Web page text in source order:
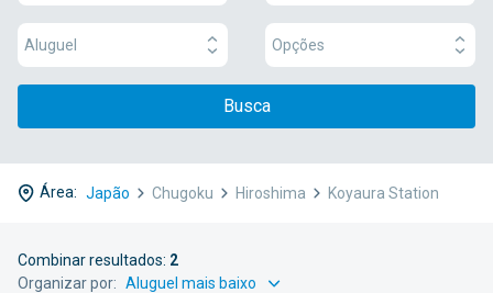
Aluguel Opções
Busca
Área: Japão Chugoku Hiroshima Koyaura Station
Combinar resultados: 2
Organizar por: